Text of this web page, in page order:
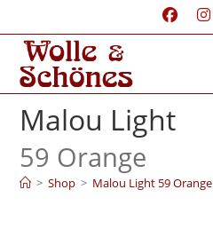
Malou Light
59 Orange
> Shop > Malou Light 59 Orange